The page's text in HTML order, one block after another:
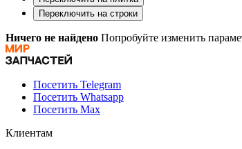
Переключить на строки
Ничего не найдено Попробуйте изменить
Посетить Telegram
Посетить Whatsapp
Посетить Max
Клиентам